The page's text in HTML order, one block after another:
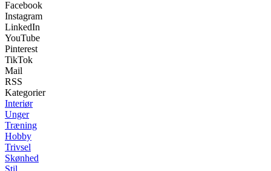
Facebook
Instagram
LinkedIn
YouTube
Pinterest
TikTok
Mail
RSS
Kategorier
Interiør
Unger
Træning
Hobby
Trivsel
Skønhed
Stil